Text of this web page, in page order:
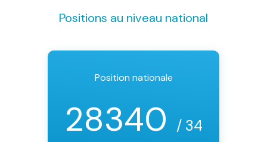
Positions au niveau national
Position nationale
28340 / 34